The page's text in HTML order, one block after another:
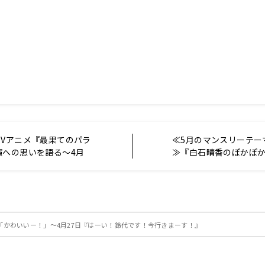
アニメ『最果てのパラ
の思いを語る～4月
≪5月のマンスリーテー
≫『白石晴香のぽかぽか
わいいー！」～4月27日『はーい！鈴代です！今行きまーす！』